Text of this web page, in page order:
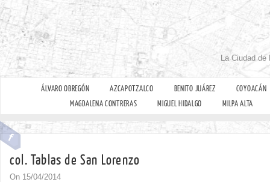
La Ciudad
ÁLVARO OBREGÓN AZCAPOTZALCO BENITO JUÁREZ
COYOACÁN
MAGDALENA CONTRERAS
MIGUEL HIDALGO MILPA ALTA
col. Tablas de San Lorenzo
On 15/04/2014